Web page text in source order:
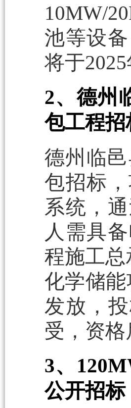
10MW/
池等设
将于
2、德州
包工程招
德州临
包招标
系统，
人需具
程施工
化学储能
发放，
受，资格
3、
公开招标